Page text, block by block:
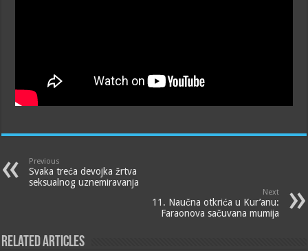
Previous
Svaka treća devojka žrtva
seksualnog uznemiravanja
Next
11. Naučna otkrića u Kur’anu:
Faraonova sačuvana mumija
Related Articles